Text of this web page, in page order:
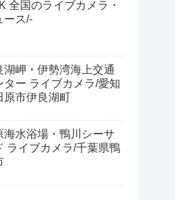
全国のライブカメラ・
ース/-
湖岬・伊勢湾海上交通
ター ライブカメラ/愛知
原市伊良湖町
海水浴場・鴨川シーサ
ライブカメラ/千葉県鴨